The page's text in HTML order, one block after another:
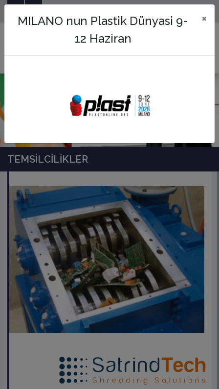
TEMSİLCİLİKLER
MILANO nun Plastik Dünyasi 9-
12 Haziran
×